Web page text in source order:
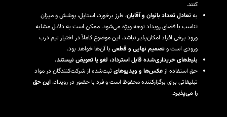
کنند.
بهتعادل تعداد بانوان و آقایان، طرز برخورد، استایل، پوشش و میزان
تناسب با فضای رویداد توجه ویژه می‌شود. ممکن است به دلایل مشابه
ورود برخی افراد امکان‌پذیر نباشد. این موضوع کاملاً در اختیار تیم درب
ورودی است وتصمیم نهایی و قطعی با آن‌ها خواهد بود.
بلیط‌های خریداری‌شده قابل استرداد، لغو یا تعویض نیستند.
حق استفاده از عکس‌ها و ویدیوهای ثبت‌شده از شرکت‌کنندگان در مواد
تبلیغاتی برای برگزارکننده محفوظ است و فرد با حضور در رویداد،این حق
را می‌پذیرد.